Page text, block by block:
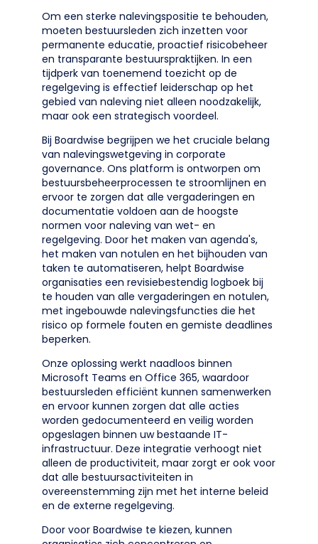
Om een sterke nalevingspositie te behouden,
moeten bestuursleden zich inzetten voor
permanente educatie, proactief risicobeheer
en transparante bestuurspraktijken. In een
tijdperk van toenemend toezicht op de
regelgeving is effectief leiderschap op het
gebied van naleving niet alleen noodzakelijk,
maar ook een strategisch voordeel.
Bij Boardwise begrijpen we het cruciale belang
van nalevingswetgeving in corporate
governance. Ons platform is ontworpen om
bestuursbeheerprocessen te stroomlijnen en
ervoor te zorgen dat alle vergaderingen en
documentatie voldoen aan de hoogste
normen voor naleving van wet- en
regelgeving. Door het maken van agenda's,
het maken van notulen en het bijhouden van
taken te automatiseren, helpt Boardwise
organisaties een revisiebestendig logboek bij
te houden van alle vergaderingen en notulen,
met ingebouwde nalevingsfuncties die het
risico op formele fouten en gemiste deadlines
beperken.
Onze oplossing werkt naadloos binnen
Microsoft Teams en Office 365, waardoor
bestuursleden efficiënt kunnen samenwerken
en ervoor kunnen zorgen dat alle acties
worden gedocumenteerd en veilig worden
opgeslagen binnen uw bestaande IT-
infrastructuur. Deze integratie verhoogt niet
alleen de productiviteit, maar zorgt er ook voor
dat alle bestuursactiviteiten in
overeenstemming zijn met het interne beleid
en de externe regelgeving.
Door voor Boardwise te kiezen, kunnen